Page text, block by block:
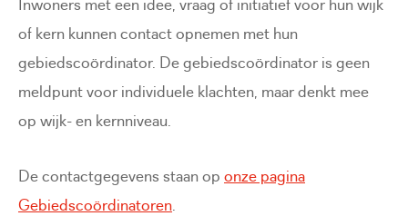
Inwoners met een idee, vraag of initiatief voor hun wijk
of kern kunnen contact opnemen met hun
gebiedscoördinator. De gebiedscoördinator is geen
meldpunt voor individuele klachten, maar denkt mee
op wijk- en kernniveau.
De contactgegevens staan op onze pagina
Gebiedscoördinatoren.